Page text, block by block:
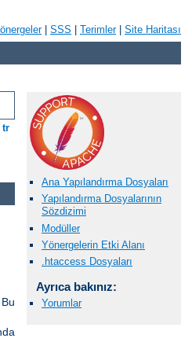
| SSS Terimler| Site Haritası
tr
Ana Yapılandırma Dosyaları
Yapılandırma Dosyalarının
Sözdizimi
Modüller
Yönergelerin Etki Alanı
.htaccess Dosyaları
Ayrıca bakınız:
Yorumlar
Bu